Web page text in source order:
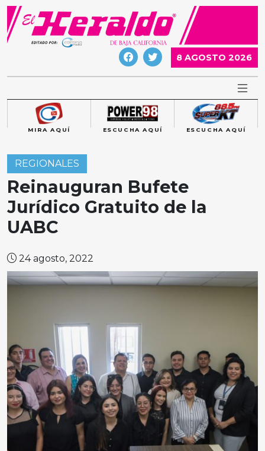
Skip
content
8 AGOSTO 2026
MIRA AQUÍ ESCUCHA AQUÍ ESCUCHA AQUÍ
REGIONALES
Reinauguran Bufete
Jurídico Gratuito de la
UABC
24 agosto, 2022